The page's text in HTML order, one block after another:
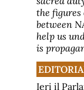
the
between
help us
is
Ieri il